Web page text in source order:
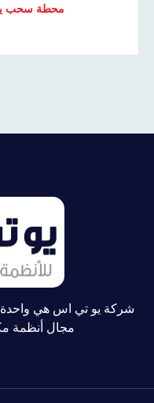
محطة سحب
شركة يو تي اس هي واحدة
مجال أنظمة